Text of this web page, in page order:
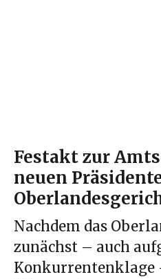
Festakt zur
neuen
Nachdem das
zunächst – auch
Konkurrentenklage